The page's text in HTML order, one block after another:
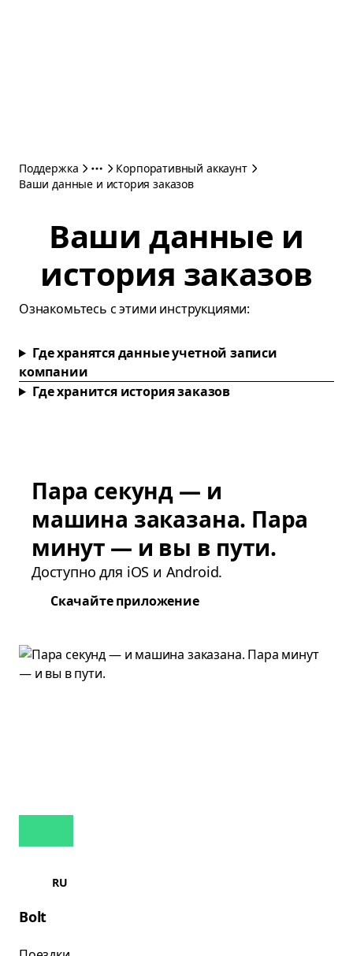
Поддержка
Корпоративный аккаунт
Ваши данные и история заказов
Ваши данные и
история заказов
Oзнакомьтесь с этими инструкциями:
Где хранятся данные учетной записи
компании
Где хранится история заказов
Пара секунд — и
машина заказана. Пара
минут — и вы в пути.
Доступно для iOS и Android.
Скачайте приложение
RU
Bolt